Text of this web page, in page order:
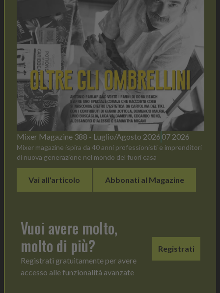
Mixer Magazine 388 - Luglio/Agosto 2026 07 2026
Mixer magazine ispira da 40 anni professionisti e imprenditori
di nuova generazione nel mondo del fuori casa
Vai all'articolo Abbonati al Magazine
Vuoi avere molto,
molto di più?
Registrati gratuitamente per avere
accesso alle funzionalità avanzate
Registrati